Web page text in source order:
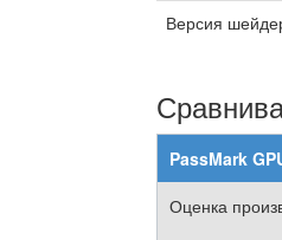
Версия
PassMark
Оценка